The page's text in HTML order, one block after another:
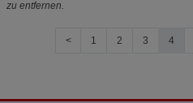
zu entfernen.
< 1 2 3 4